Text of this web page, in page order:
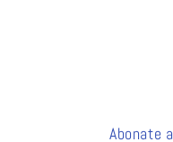
Abonate